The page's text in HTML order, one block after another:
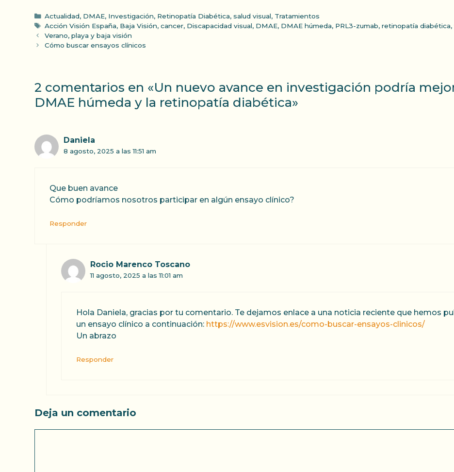
Categorías
Actualidad, DMAE, Investigación, Retinopatía Diabética, salud visual, Tratamientos
Etiquetas
Acción Visión España, Baja Visión, cancer, Discapacidad visual, DMAE, DMAE húmeda, PRL3-zumab, retinopatía diabética,
Verano, playa y baja visión
Cómo buscar ensayos clínicos
2 comentarios en «Un nuevo avance en investigación podría
DMAE húmeda y la retinopatía diabética»
Daniela
8 agosto, 2025 a las 11:51 am
Que buen avance
Cómo podríamos nosotros participar en algún ensayo clínico?
Responder
Rocio Marenco Toscano
11 agosto, 2025 a las 11:01 am
Hola Daniela, gracias por tu comentario. Te dejamos enlace a una noticia reciente que hemos
un ensayo clínico a continuación: https://www.esvision.es/como-buscar-ensayos-clinicos/
Un abrazo
Responder
Deja un comentario